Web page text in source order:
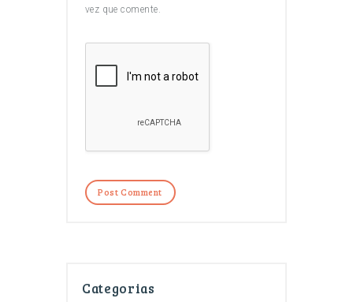
vez que comente.
Categorias